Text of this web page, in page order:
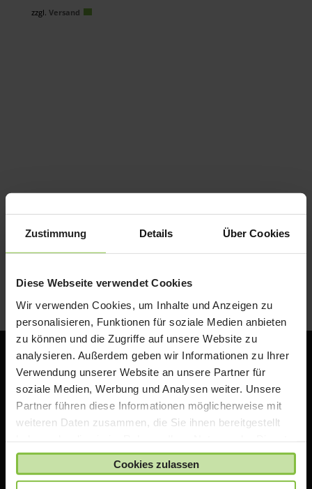
Zustimmung Details Über Cookies
Diese Webseite verwendet Cookies
Wir verwenden Cookies, um Inhalte und Anzeigen zu
personalisieren, Funktionen für soziale Medien anbieten
zu können und die Zugriffe auf unsere Website zu
analysieren. Außerdem geben wir Informationen zu Ihrer
Verwendung unserer Website an unsere Partner für
soziale Medien, Werbung und Analysen weiter. Unsere
Partner führen diese Informationen möglicherweise mit
weiteren Daten zusammen, die Sie ihnen bereitgestellt
gesammelt haben.
Cookies zulassen
war:
zzgl. Versand
ACS Group GmbH